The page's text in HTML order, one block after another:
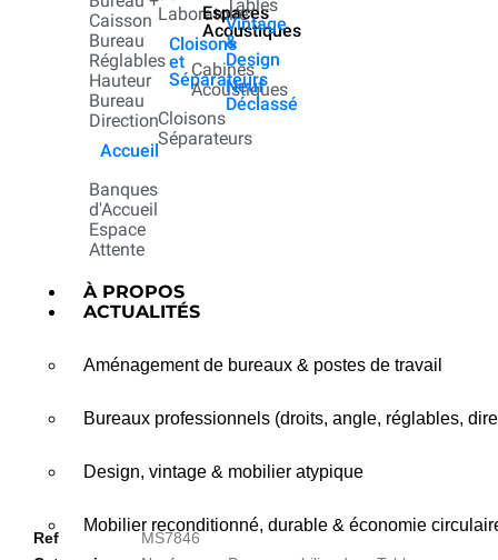
Caisson
Bureau
Réglables
Hauteur
Bureau
Direction
Accueil
Banques
d'Accueil
Espace
Attente
Laboratoire
Cloisons
et
Séparateurs
Cloisons
Séparateurs
Espaces
Acoustiques
Cabines
Acoustiques
Tables
Vintage
&
Design
Neuf
Déclassé
À PROPOS
ACTUALITÉS
Aménagement de bureaux & postes de travail
Bureaux professionnels (droits, angle, réglables,
Design, vintage & mobilier atypique
Mobilier reconditionné, durable & économie
Ref
MS7846